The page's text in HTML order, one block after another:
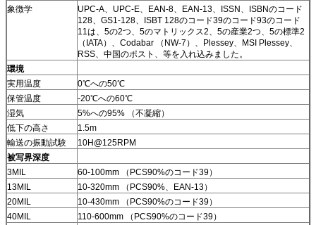
象徴学
UPC-A、UPC-E、EAN-8、EAN-13、ISSN、ISBNのコード
128、GS1-128、ISBT 128のコード39のコード93のコード
11は、5の2つ、5のマトリックス2、5の産業2つ、5の標準2
（IATA）、Codabar （NW-7）、Plessey、MSI Plessey、
RSS、中国のポスト、等を入れ込みました。
環境
実用温度
0℃への50℃
保管温度
-20℃への60℃
湿気
5%への95% （不凝縮）
低下の高さ
1.5m
輸送の振動試験
10H@125RPM
被写界深度
3MIL
60-100mm （PCS90%のコード39）
13MIL
10-320mm （PCS90%、EAN-13）
20MIL
10-430mm （PCS90%のコード39）
40MIL
110-600mm （PCS90%のコード39）